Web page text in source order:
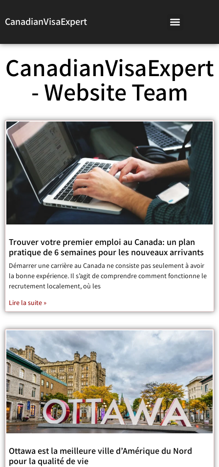
CanadianVisaExpert
CanadianVisaExpert
- Website Team
Trouver votre premier emploi au Canada: un plan
pratique de 6 semaines pour les nouveaux arrivants
Démarrer une carrière au Canada ne consiste pas seulement à avoir
la bonne expérience. Il s’agit de comprendre comment fonctionne le
recrutement localement, où les
Lire la suite »
Ottawa est la meilleure ville d’Amérique du Nord
pour la qualité de vie